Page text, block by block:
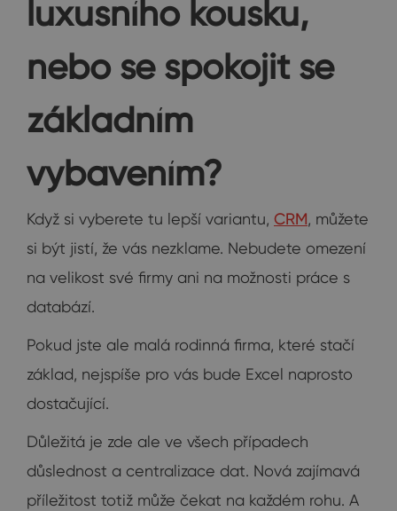
luxusního kousku,
nebo se spokojit se
základním
vybavením?
Když si vyberete tu lepší variantu, CRM, můžete
si být jistí, že vás nezklame. Nebudete omezení
na velikost své firmy ani na možnosti práce s
databází.
Pokud jste ale malá rodinná firma, které stačí
základ, nejspíše pro vás bude Excel naprosto
dostačující.
Důležitá je zde ale ve všech případech
důslednost a centralizace dat. Nová zajímavá
příležitost totiž může čekat na každém rohu. A